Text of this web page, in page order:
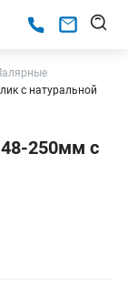
с натуральной
250мм с